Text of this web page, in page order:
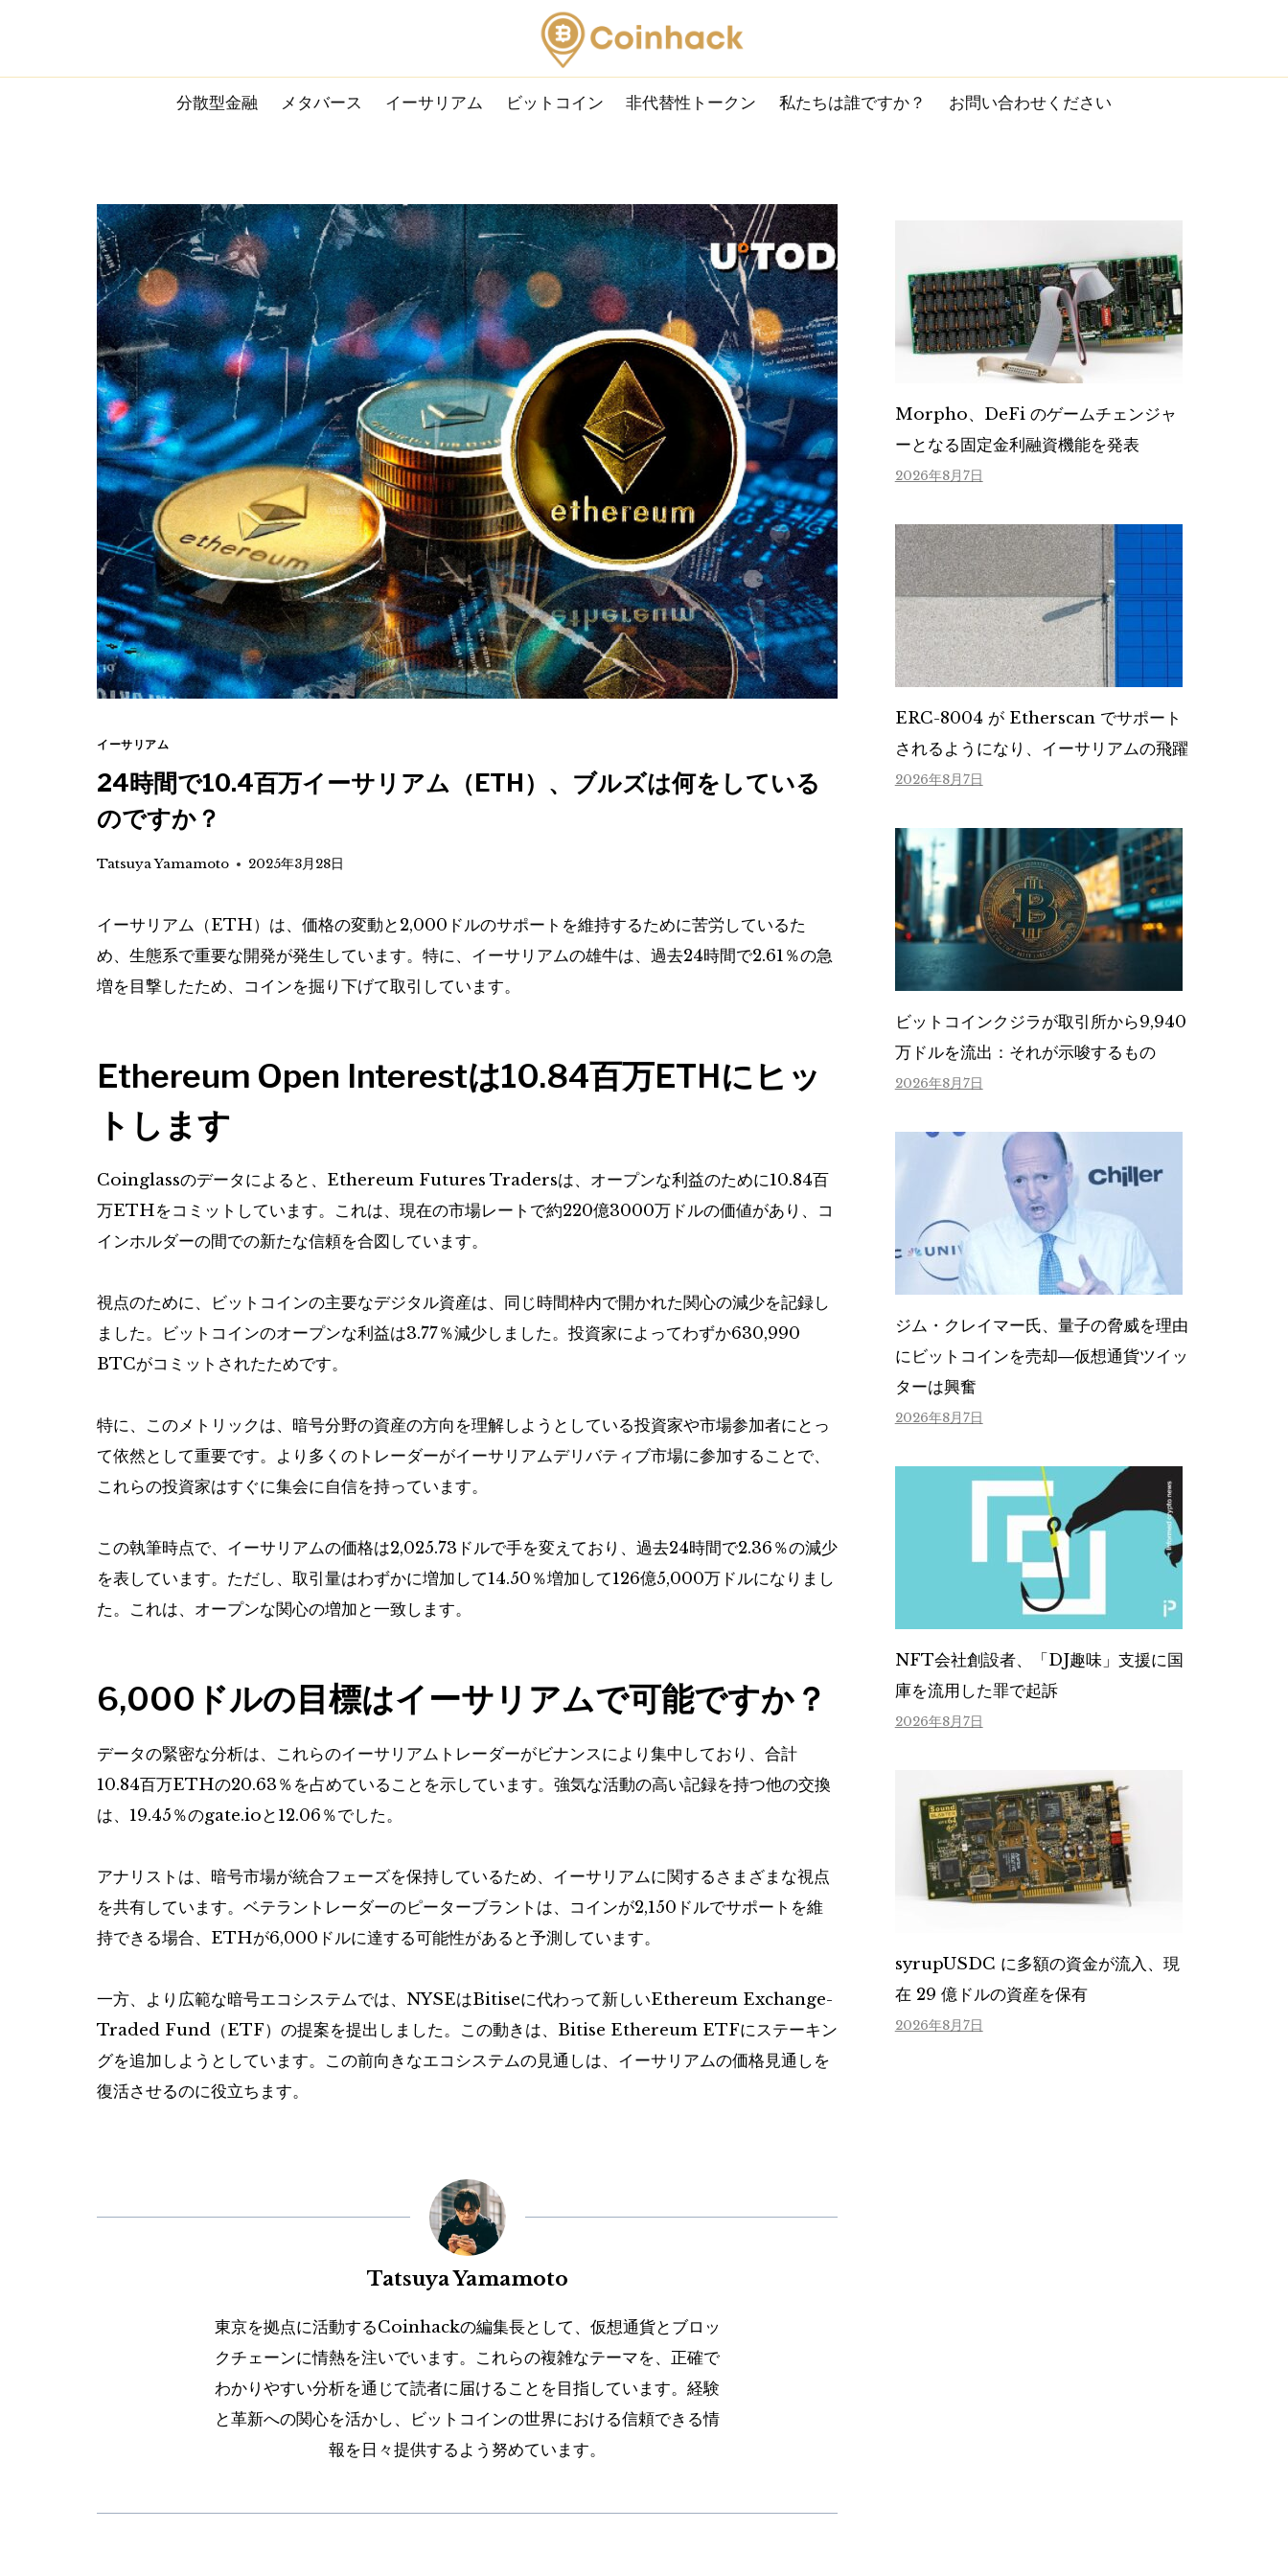
content
分散型金融 メタバース イーサリアム ビットコイン 非代替性トークン 私たちは誰ですか？ お問い合わせください
イーサリアム
24時間で10.4百万イーサリアム（ETH）、ブルズは何をしている
のですか？
Tatsuya Yamamoto 2025年3月28日
イーサリアム（ETH）は、価格の変動と2,000ドルのサポートを維持するために苦労しているた
め、生態系で重要な開発が発生しています。特に、イーサリアムの雄牛は、過去24時間で2.61％の急
増を目撃したため、コインを掘り下げて取引しています。
Ethereum Open Interestは10.84百万ETHにヒッ
トします
Coinglassのデータによると、Ethereum Futures Tradersは、オープンな利益のために10.84百
万ETHをコミットしています。これは、現在の市場レートで約220億3000万ドルの価値があり、コ
インホルダーの間での新たな信頼を合図しています。
視点のために、ビットコインの主要なデジタル資産は、同じ時間枠内で開かれた関心の減少を記録し
ました。ビットコインのオープンな利益は3.77％減少しました。投資家によってわずか630,990
BTCがコミットされたためです。
特に、このメトリックは、暗号分野の資産の方向を理解しようとしている投資家や市場参加者にとっ
て依然として重要です。より多くのトレーダーがイーサリアムデリバティブ市場に参加することで、
これらの投資家はすぐに集会に自信を持っています。
この執筆時点で、イーサリアムの価格は2,025.73ドルで手を変えており、過去24時間で2.36％の減少
を表しています。ただし、取引量はわずかに増加して14.50％増加して126億5,000万ドルになりまし
た。これは、オープンな関心の増加と一致します。
6,000ドルの目標はイーサリアムで可能ですか？
データの緊密な分析は、これらのイーサリアムトレーダーがビナンスにより集中しており、合計
10.84百万ETHの20.63％を占めていることを示しています。強気な活動の高い記録を持つ他の交換
は、19.45％のgate.ioと12.06％でした。
アナリストは、暗号市場が統合フェーズを保持しているため、イーサリアムに関するさまざまな視点
を共有しています。ベテラントレーダーのピーターブラントは、コインが2,150ドルでサポートを維
持できる場合、ETHが6,000ドルに達する可能性があると予測しています。
一方、より広範な暗号エコシステムでは、NYSEはBitiseに代わって新しいEthereum Exchange-
Traded Fund（ETF）の提案を提出しました。この動きは、Bitise Ethereum ETFにステーキン
グを追加しようとしています。この前向きなエコシステムの見通しは、イーサリアムの価格見通しを
復活させるのに役立ちます。
Tatsuya Yamamoto
東京を拠点に活動するCoinhackの編集長として、仮想通貨とブロッ
クチェーンに情熱を注いでいます。これらの複雑なテーマを、正確で
わかりやすい分析を通じて読者に届けることを目指しています。経験
と革新への関心を活かし、ビットコインの世界における信頼できる情
報を日々提供するよう努めています。
Morpho、DeFi のゲームチェンジャ
ーとなる固定金利融資機能を発表
2026年8月7日
ERC-8004 が Etherscan でサポート
されるようになり、イーサリアムの飛躍
2026年8月7日
ビットコインクジラが取引所から9,940
万ドルを流出：それが示唆するもの
2026年8月7日
ジム・クレイマー氏、量子の脅威を理由
にビットコインを売却―仮想通貨ツイッ
ターは興奮
2026年8月7日
NFT会社創設者、「DJ趣味」支援に国
庫を流用した罪で起訴
2026年8月7日
syrupUSDC に多額の資金が流入、現
在 29 億ドルの資産を保有
2026年8月7日